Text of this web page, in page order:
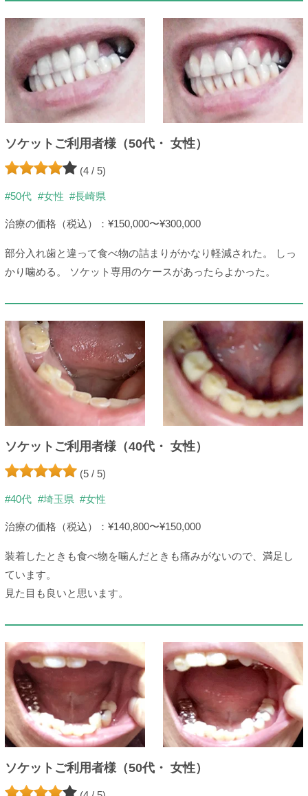
ソケットご利用者様（50代・ 女性）
(4 / 5)
#50代 #女性 #長崎県
治療の価格（税込）：¥150,000〜¥300,000
部分入れ歯と違って食べ物の詰まりがかなり軽減された。 しっ
かり噛める。 ソケット専用のケースがあったらよかった。
ソケットご利用者様（40代・ 女性）
(5 / 5)
#40代 #埼玉県 #女性
治療の価格（税込）：¥140,800〜¥150,000
装着したときも食べ物を噛んだときも痛みがないので、満足し
ています。
見た目も良いと思います。
ソケットご利用者様（50代・ 女性）